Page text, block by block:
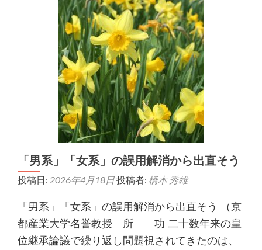
「男系」「女系」の誤用解消から出直そう
投稿日: 2026年4月18日投稿者: 橋本 秀雄
「男系」「女系」の誤用解消から出直そう （京
都産業大学名誉教授 所 功 二十数年来の皇
位継承論議で繰り返し問題視されてきたのは、